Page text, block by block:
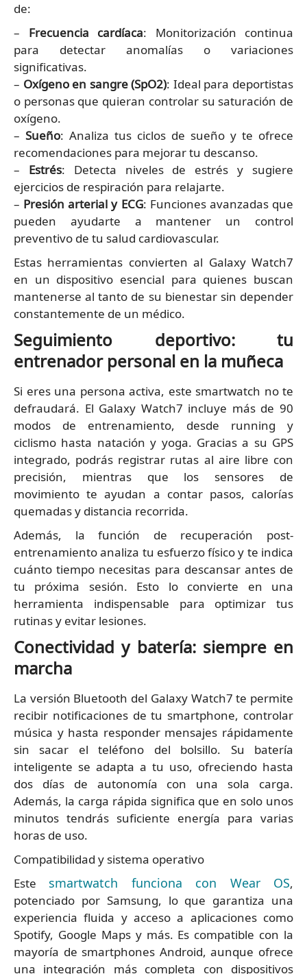
de:
– Frecuencia cardíaca: Monitorización continua
para detectar anomalías o variaciones
significativas.
– Oxígeno en sangre (SpO2): Ideal para deportistas
o personas que quieran controlar su saturación de
oxígeno.
– Sueño: Analiza tus ciclos de sueño y te ofrece
recomendaciones para mejorar tu descanso.
– Estrés: Detecta niveles de estrés y sugiere
ejercicios de respiración para relajarte.
– Presión arterial y ECG: Funciones avanzadas que
pueden ayudarte a mantener un control
preventivo de tu salud cardiovascular.
Estas herramientas convierten al Galaxy Watch7
en un dispositivo esencial para quienes buscan
mantenerse al tanto de su bienestar sin depender
constantemente de un médico.
Seguimiento deportivo: tu
entrenador personal en la muñeca
Si eres una persona activa, este smartwatch no te
defraudará. El Galaxy Watch7 incluye más de 90
modos de entrenamiento, desde running y
ciclismo hasta natación y yoga. Gracias a su GPS
integrado, podrás registrar rutas al aire libre con
precisión, mientras que los sensores de
movimiento te ayudan a contar pasos, calorías
quemadas y distancia recorrida.
Además, la función de recuperación post-
entrenamiento analiza tu esfuerzo físico y te indica
cuánto tiempo necesitas para descansar antes de
tu próxima sesión. Esto lo convierte en una
herramienta indispensable para optimizar tus
rutinas y evitar lesiones.
Conectividad y batería: siempre en
marcha
La versión Bluetooth del Galaxy Watch7 te permite
recibir notificaciones de tu smartphone, controlar
música y hasta responder mensajes rápidamente
sin sacar el teléfono del bolsillo. Su batería
inteligente se adapta a tu uso, ofreciendo hasta
dos días de autonomía con una sola carga.
Además, la carga rápida significa que en solo unos
minutos tendrás suficiente energía para varias
horas de uso.
Compatibilidad y sistema operativo
Este smartwatch funciona con Wear OS,
potenciado por Samsung, lo que garantiza una
experiencia fluida y acceso a aplicaciones como
Spotify, Google Maps y más. Es compatible con la
mayoría de smartphones Android, aunque ofrece
una integración más completa con dispositivos